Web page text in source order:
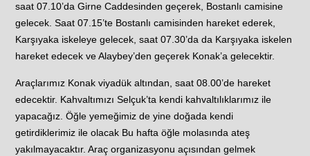
saat 07.10’da Girne Caddesinden geçerek, Bostanlı camisine
gelecek. Saat 07.15’te Bostanlı camisinden hareket ederek,
Karşıyaka iskeleye gelecek, saat 07.30’da da Karşıyaka iskelen
hareket edecek ve Alaybey’den geçerek Konak’a gelecektir.
Araçlarımız Konak viyadük altından, saat 08.00’de hareket
edecektir. Kahvaltımızı Selçuk’ta kendi kahvaltılıklarımız ile
yapacağız. Öğle yemeğimiz de yine doğada kendi
getirdiklerimiz ile olacak Bu hafta öğle molasında ateş
yakılmayacaktır. Araç organizasyonu açısından gelmek